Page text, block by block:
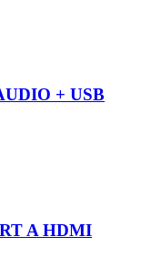
+ USB
A HDMI